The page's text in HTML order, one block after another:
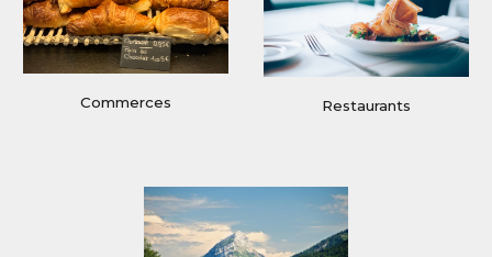
Commerces Restaurants